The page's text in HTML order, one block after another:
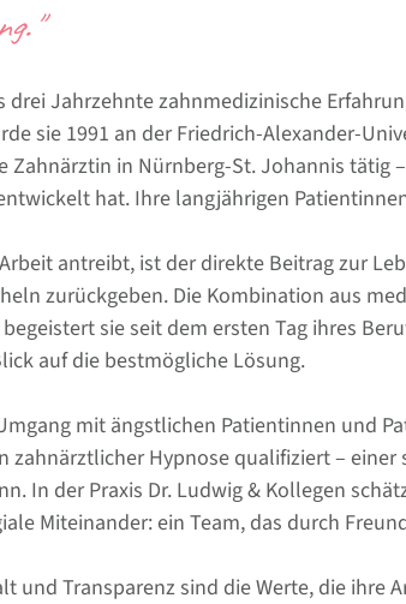
Jahrzehnte zahnmedizinische
sie 1991 an der Friedrich-Alexander-
Zahnärztin in Nürnberg-St. Johannis
hat. Ihre langjährigen
antreibt, ist der direkte Beitrag zur
zurückgeben. Die Kombination aus
sie seit dem ersten Tag ihres
auf die bestmögliche Lösung.
mit ängstlichen Patientinnen und
Hypnose qualifiziert –
In der Praxis Dr. Ludwig & Kollegen
Miteinander: ein Team, das durch
und Transparenz sind die Werte, die